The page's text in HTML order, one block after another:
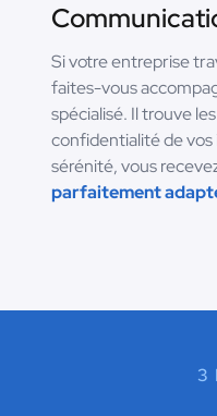
Si votre entreprise
faites-vous
spécialisé. Il trouve
confidentialité de
sérénité, vous
parfaitement
3